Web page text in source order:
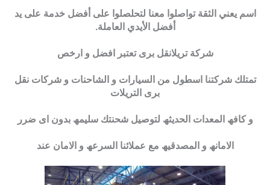
اسم يعني الثقة تواصلوا معنا لتحلصلوا على أفضل خدمة على يد
أفضل الأيدي العاملة.
شركة تريلانقل برى تعتبر افضل و ارخص
تمتلك شركتنا اسطول من السیارات و الشاحنات و شركات نقل
برى التریلات
و كافھ المعدات الحدیثھ لتوصیل شحنتك سلیمھ بدون اى ضرر
الامانھ و المصدقیھ مع عملائنا السرعھ و الامان عند